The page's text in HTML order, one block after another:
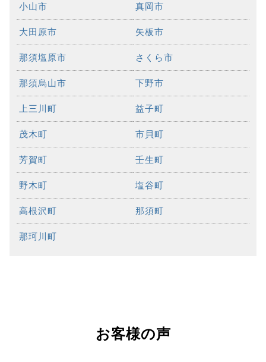
小山市 真岡市
大田原市 矢板市
那須塩原市 さくら市
那須烏山市 下野市
上三川町 益子町
茂木町 市貝町
芳賀町 壬生町
野木町 塩谷町
高根沢町 那須町
那珂川町
お客様の声